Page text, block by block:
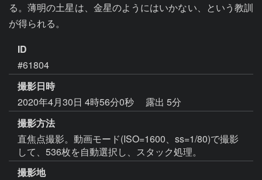
る。薄明の土星は、金星のようにはいかない、という教訓
が得られる。
ID
#61804
撮影日時
2020年4月30日 4時56分0秒
露出 5分
撮影方法
直焦点撮影。動画モード(ISO=1600、ss=1/80)で撮影
して、536枚を自動選択し、スタック処理。
撮影地